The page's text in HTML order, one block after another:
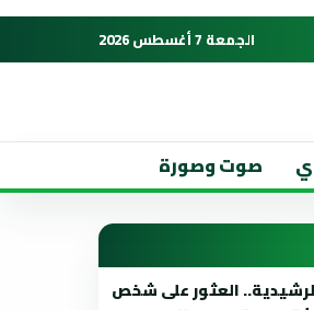
الجمعة 7 أغسطس 2026
صوت وصورة
العثور على شخص